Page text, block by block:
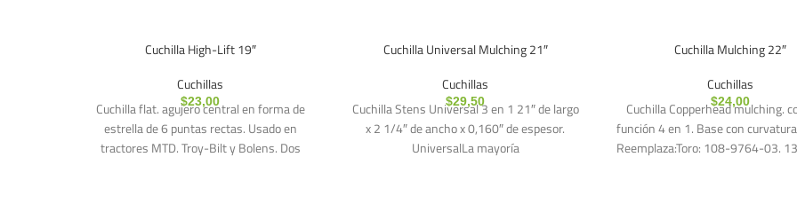
Cuchilla High-Lift 19″
Cuchillas
$23,00
Cuchilla flat. agujero central en forma de
estrella de 6 puntas rectas. Usado en
tractores MTD. Troy-Bilt y Bolens. Dos
Cuchilla Universal Mulching 21″
Cuchillas
$29,50
Cuchilla Stens Universal 3 en 1 21″ de largo
x 2 1/4″ de ancho x 0,160″ de espesor.
UniversalLa mayoría
Cuchilla Mulching 22″
Cuchillas
$24,00
Cuchilla Copperhead mulching.
función 4 en 1. Base con
Reemplaza:Toro: 108-9764-03.